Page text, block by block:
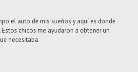
el auto de mis sueños y aquí es donde
chicos me ayudaron a obtener un
necesitaba.